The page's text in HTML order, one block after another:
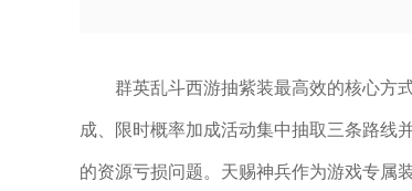
群英乱斗西游抽紫装最高效的核心方
成、限时概率加成活动集中抽取三条路线
的资源亏损问题。天赐神兵作为游戏专属